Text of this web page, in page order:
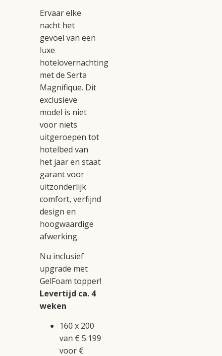
Ervaar elke
nacht het
gevoel van een
luxe
hotelovernachting
met de Serta
Magnifique. Dit
exclusieve
model is niet
voor niets
uitgeroepen tot
hotelbed van
het jaar en staat
garant voor
uitzonderlijk
comfort, verfijnd
design en
hoogwaardige
afwerking.
Nu inclusief
upgrade met
GelFoam topper!
Levertijd ca. 4
weken
160 x 200
van € 5.199
voor €